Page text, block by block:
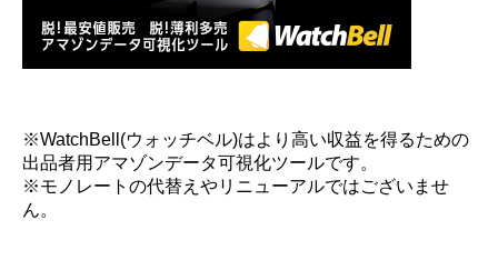
※WatchBell(ウォッチベル)はより高い収益を得るための
出品者用アマゾンデータ可視化ツールです。
※モノレートの代替えやリニューアルではございませ
ん。